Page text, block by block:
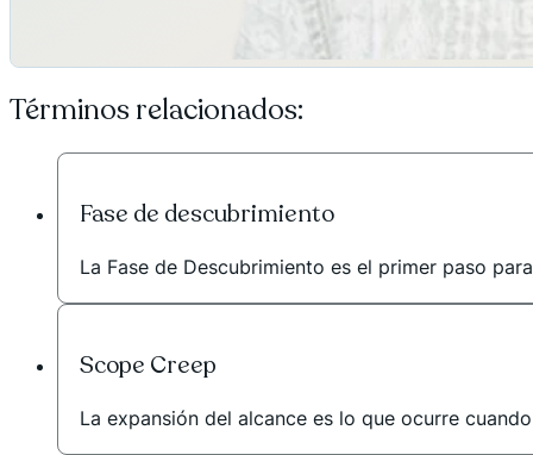
Términos relacionados:
Fase de descubrimiento
La Fase de Descubrimiento es el primer paso
Scope Creep
La expansión del alcance es lo que ocurre